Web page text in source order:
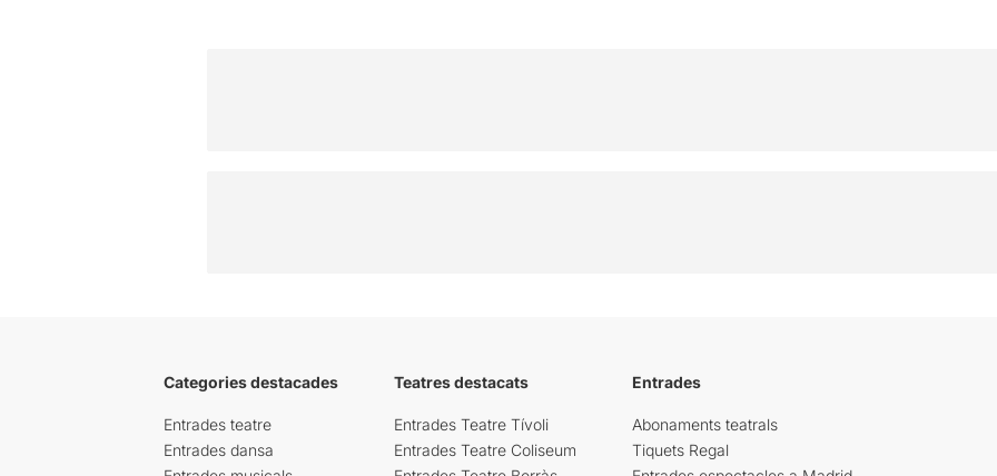
Categories destacades
Entrades teatre
Entrades dansa
Teatres destacats
Entrades Teatre Tívoli
Entrades Teatre Coliseum
Entrades
Abonaments teatrals
Tiquets Regal